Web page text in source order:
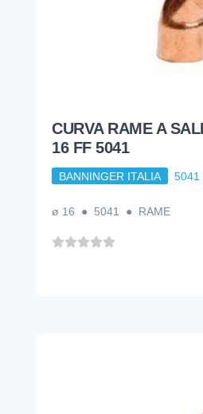
CURVA RAME A
16 FF 5041
BANNINGER ITALIA 5041
ø 16 ● 5041 ● RAME